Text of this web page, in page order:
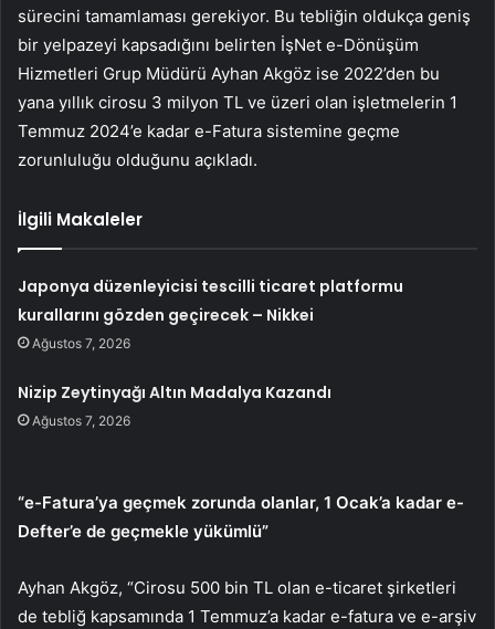
sürecini tamamlaması gerekiyor. Bu tebliğin oldukça geniş
bir yelpazeyi kapsadığını belirten İşNet e-Dönüşüm
Hizmetleri Grup Müdürü Ayhan Akgöz ise 2022’den bu
yana yıllık cirosu 3 milyon TL ve üzeri olan işletmelerin 1
Temmuz 2024’e kadar e-Fatura sistemine geçme
zorunluluğu olduğunu açıkladı.
İlgili Makaleler
Japonya düzenleyicisi tescilli ticaret platformu
kurallarını gözden geçirecek – Nikkei
Ağustos 7, 2026
Nizip Zeytinyağı Altın Madalya Kazandı
Ağustos 7, 2026
“e-Fatura’ya geçmek zorunda olanlar, 1 Ocak’a kadar e-
Defter’e de geçmekle yükümlü”
Ayhan Akgöz, “Cirosu 500 bin TL olan e-ticaret şirketleri
de tebliğ kapsamında 1 Temmuz’a kadar e-fatura ve e-arşiv